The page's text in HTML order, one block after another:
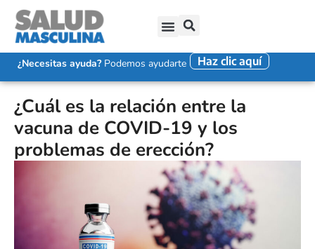
¿Necesitas ayuda?Podemos ayudarte Haz clic aquí
¿Cuál es la relación entre la
vacuna de COVID-19 y los
problemas de erección?